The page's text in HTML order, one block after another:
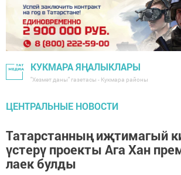
КУКМАРА ЯҢАЛЫКЛАРЫ
"Хезмәт даны" газетасы - Кукмара районы
ЦЕНТРАЛЬНЫЕ НОВОСТИ
Татарстанның иҗтимагый
үстерү проекты Ага Хан
лаек булды